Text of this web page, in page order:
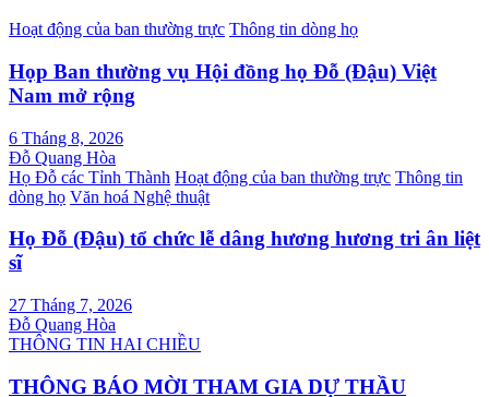
Hoạt động của ban thường trực Thông tin dòng họ
Họp Ban thường vụ Hội đồng họ Đỗ (Đậu) Việt
Nam mở rộng
6 Tháng 8, 2026
Đỗ Quang Hòa
Họ Đỗ các Tỉnh Thành Hoạt động của ban thường trực Thông tin
dòng họ Văn hoá Nghệ thuật
Họ Đỗ (Đậu) tổ chức lễ dâng hương hương tri ân liệt
sĩ
27 Tháng 7, 2026
Đỗ Quang Hòa
THÔNG TIN HAI CHIỀU
THÔNG BÁO MỜI THAM GIA DỰ THẦU